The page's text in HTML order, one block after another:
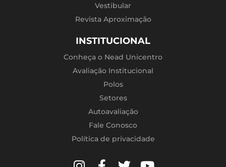
Vestibular
Revista Aproximação
INSTITUCIONAL
Conheça o Nead Unicentro
Avaliação Institucional
Polos
Setores
Autoavaliação
Fale Conosco
Política de privacidade